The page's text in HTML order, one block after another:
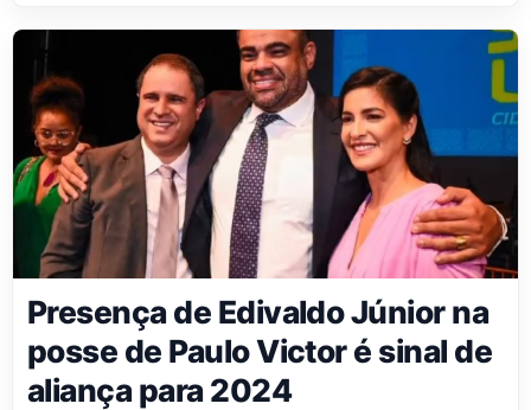
Presença de Edivaldo Júnior na
posse de Paulo Victor é sinal de
aliança para 2024